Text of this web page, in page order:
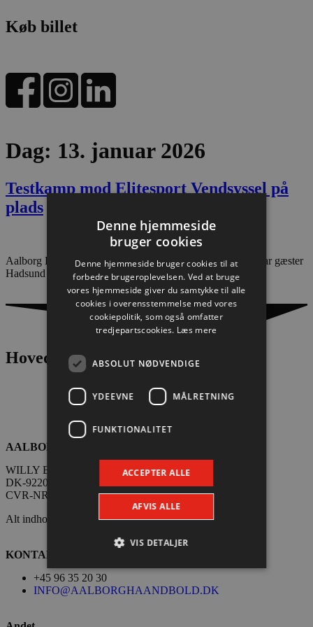
Køb billet
Dag: 13. januar 2026
Testkamp mod Elitesport Vendsyssel på
plads
Aalborg Håndbold tester formen, når man torsdag 22. januar gæster
Hadsund Boldklub til januar måneds eneste testkamp.
Hovedpartnere
AALBORG HÅNDBOLD A/S
WILLY BRANDTS VEJ 31
DK-9220 AALBORG ØST
CVR-NR. 333 725 58
Alt indhold på denne side er copyright Aalborg Håndbold.
KONTAKT
+45 96 35 20 30
INFO@AALBORGHAANDBOLD.DK
Denne hjemmeside
bruger cookies
Denne hjemmeside bruger cookies til at
forbedre brugeroplevelsen. Ved at bruge
vores hjemmeside giver du samtykke til alle
cookies i overensstemmelse med vores
cookiepolitik, som også omfatter
tredjepartscookies. Læs mere
ABSOLUT NØDVENDIGE
YDEEVNE MÅLRETNING
FUNKTIONALITET
ACCEPTER ALLE
AFVIS ALLE
VIS DETALJER
Absolut nødvendige
Ydeevne